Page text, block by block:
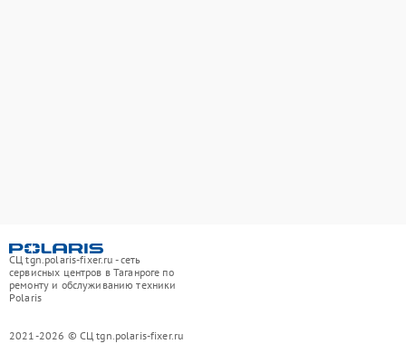
СЦ tgn.polaris-fixer.ru - сеть
сервисных центров в Таганроге по
ремонту и обслуживанию техники
Polaris
2021-2026 © СЦ tgn.polaris-fixer.ru